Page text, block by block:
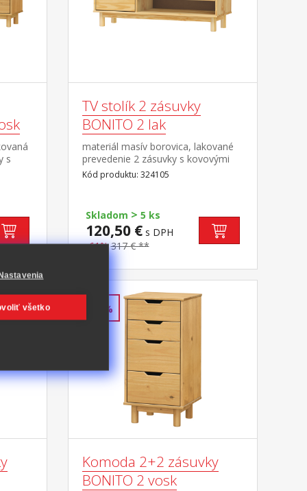
s
TV stolík 2 zásuvky
BONITO 2 lak
materiál masív borovica, lakované
prevedenie 2 zásuvky s kovovými
pojazdmi, 1 polica otvor na
pretiahnutie káblov
Kód produktu: 324105
Skladom > 5 ks
120,50 €s DPH
-61% 317 € **
-60%
Komoda 2+2 zásuvky
BONITO 2 vosk
všetko